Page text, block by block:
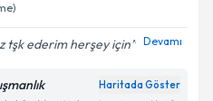
tşk ederim herşey için Devamı
Haritada Göster